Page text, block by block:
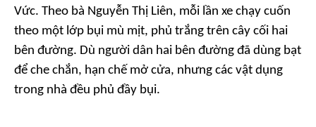
Vức. Theo bà Nguyễn Thị Liên, mỗi lần xe chạy cuốn
theo một lớp bụi mù mịt, phủ trắng trên cây cối hai
bên đường. Dù người dân hai bên đường đã dùng bạt
để che chắn, hạn chế mở cửa, nhưng các vật dụng
trong nhà đều phủ đầy bụi.